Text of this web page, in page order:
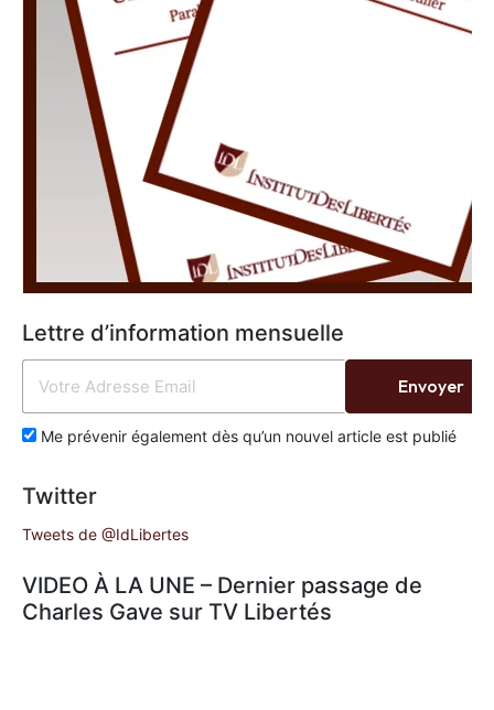
Lettre d’information mensuelle
Me prévenir également dès qu’un nouvel article est publié
Envoyer
Twitter
Tweets de @IdLibertes
VIDEO À LA UNE – Dernier passage de
Charles Gave sur TV Libertés